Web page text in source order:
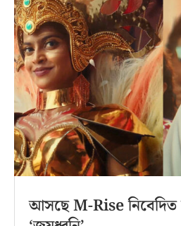
আসছে M-Rise নিবেদিত